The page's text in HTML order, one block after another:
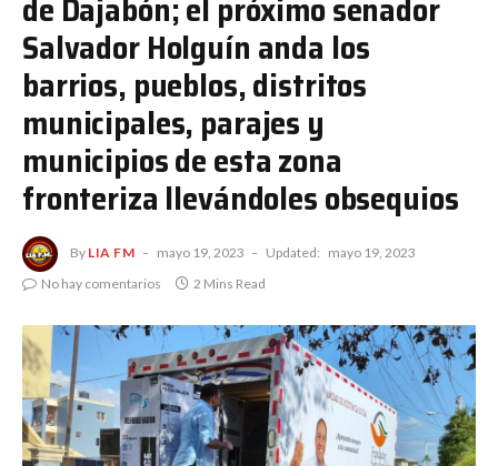
de Dajabón; el próximo senador
Salvador Holguín anda los
barrios, pueblos, distritos
municipales, parajes y
municipios de esta zona
fronteriza llevándoles obsequios
By LIA FM mayo 19, 2023 Updated: mayo 19, 2023
No hay comentarios
2 Mins Read